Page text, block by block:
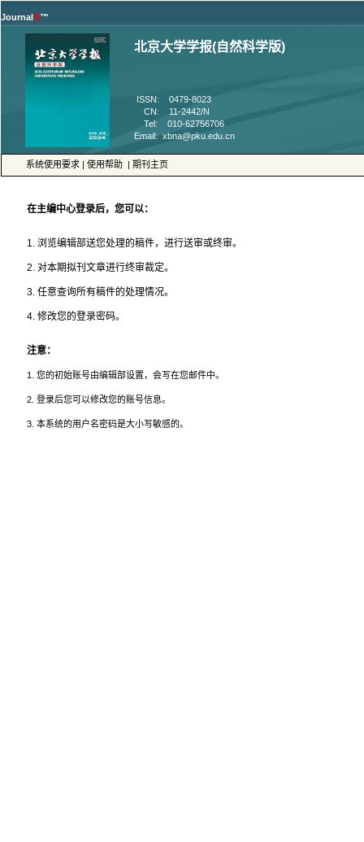
™
CN: 11-2442/N
| |
4. 修改您的登录密码。